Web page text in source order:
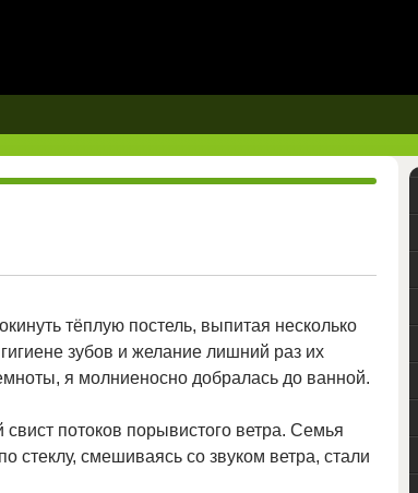
тёплую постель, выпитая несколько
зубов и желание лишний раз их
я молниеносно добралась до ванной.
потоков порывистого ветра. Семья
стеклу, смешиваясь со звуком ветра, стали